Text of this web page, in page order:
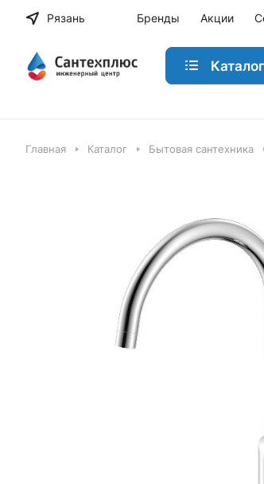
Рязань Бренды Акции
Каталог
Главная Каталог Бытовая сантехника